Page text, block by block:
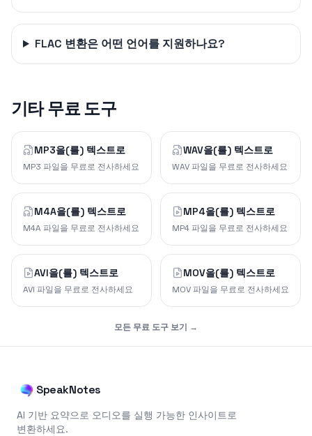
FLAC 변환은 어떤 언어를 지원하나요?
기타 무료 도구
MP3을(를) 텍스트로
MP3 파일을 무료로 전사하세요
WAV을(를) 텍스트로
WAV 파일을 무료로 전사하세요
M4A을(를) 텍스트로
M4A 파일을 무료로 전사하세요
MP4을(를) 텍스트로
MP4 파일을 무료로 전사하세요
AVI을(를) 텍스트로
AVI 파일을 무료로 전사하세요
MOV을(를) 텍스트로
MOV 파일을 무료로 전사하세요
모든 무료 도구 보기 →
SpeakNotes
AI 기반 요약으로 오디오를 실행 가능한 인사이트로
변환하세요.